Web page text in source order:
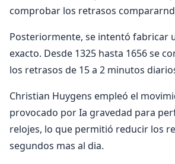
comprobar los retrasos
Posteriormente, se intentó fabricar
exacto. Desde 1325 hasta 1656 se
los retrasos de 15 a 2 minutos
Christian Huygens empleó el
provocado por Ia gravedad para
relojes, lo que permitió reducir los
segundos mas al dia.